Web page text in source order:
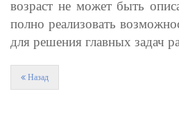
возраст не может быть
полно реализовать
для решения главных задач
Назад